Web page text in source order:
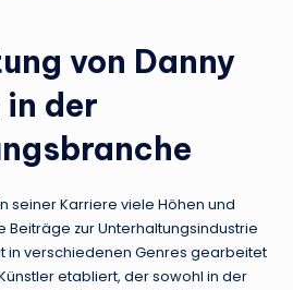
von Danny
der
seiner Karriere viele Höhen und
Beiträge zur Unterhaltungsindustrie
in verschiedenen Genres gearbeitet
etabliert, der sowohl in der